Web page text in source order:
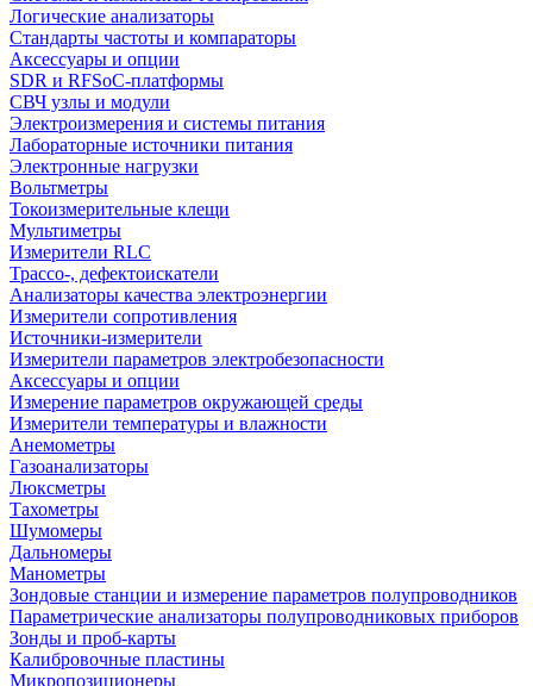
Логические анализаторы
Стандарты частоты и компараторы
Аксессуары и опции
SDR и RFSoC‑платформы
СВЧ узлы и модули
Электроизмерения и системы питания
Лабораторные источники питания
Электронные нагрузки
Вольтметры
Токоизмерительные клещи
Мультиметры
Измерители RLC
Трассо-, дефектоискатели
Анализаторы качества электроэнергии
Измерители сопротивления
Источники-измерители
Измерители параметров электробезопасности
Аксессуары и опции
Измерение параметров окружающей среды
Измерители температуры и влажности
Анемометры
Газоанализаторы
Люксметры
Тахометры
Шумомеры
Дальномеры
Манометры
Зондовые станции и измерение параметров полупроводников
Параметрические анализаторы полупроводниковых приборов
Зонды и проб-карты
Калибровочные пластины
Микропозиционеры